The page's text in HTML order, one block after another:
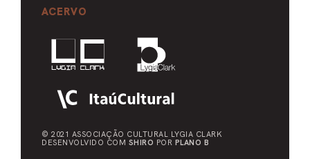
ACERVO
© 2021 ASSOCIAÇÃO CULTURAL
LYGIA CLARK
DESENVOLVIDO COM SHIRO POR PLANO B